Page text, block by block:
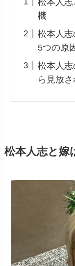
機
松本人
5つの原
松本人
ら見放さ
松本人志と嫁